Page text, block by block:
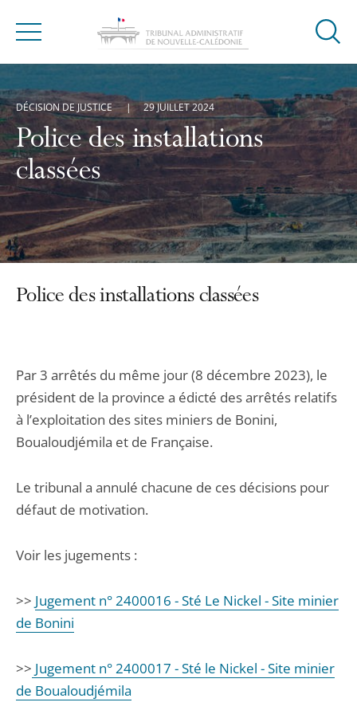
Menu
Ouvrir
de
Police des installations
classées
DÉCISION DE JUSTICE 29 JUILLET 2024
Police des installations classées
Par 3 arrêtés du même jour (8 décembre 2023), le
président de la province a édicté des arrêtés relatifs
à l’exploitation des sites miniers de Bonini,
Boualoudjémila et de Française.
Le tribunal a annulé chacune de ces décisions pour
défaut de motivation.
Voir les jugements :
>> Jugement n° 2400016 - Sté Le Nickel - Site minier
de Bonini
>> Jugement n° 2400017 - Sté le Nickel - Site minier
de Boualoudjémila